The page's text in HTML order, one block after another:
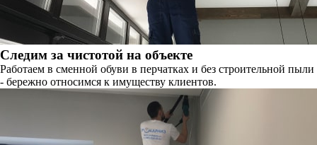
Следим за чистотой на объекте
Работаем в сменной обуви в перчатках и без строительной пыли
- бережно относимся к имуществу клиентов.